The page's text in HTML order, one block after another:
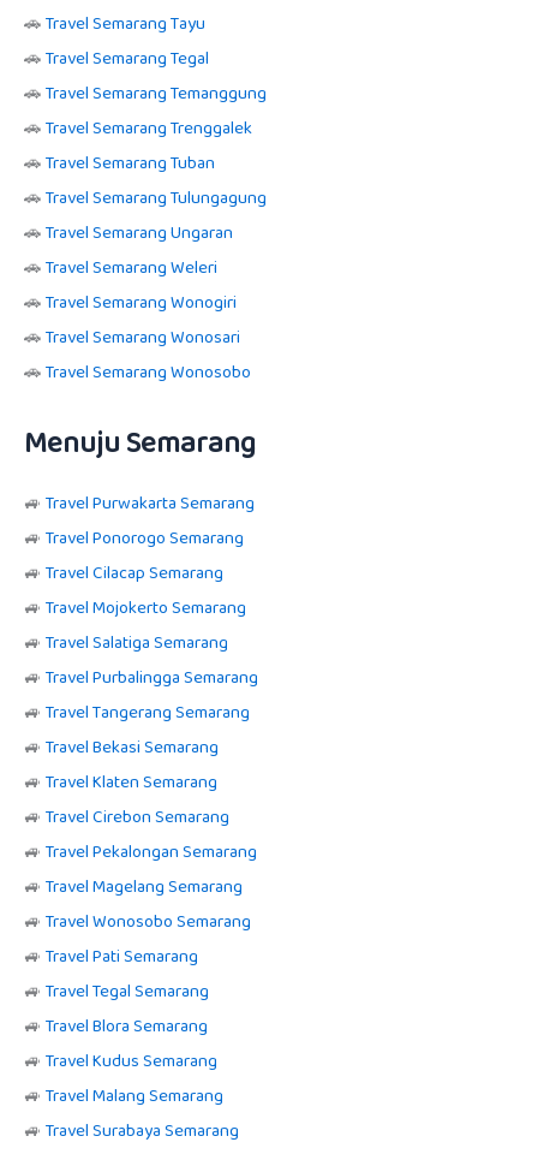
🚗Travel Semarang Tayu
🚗Travel Semarang Tegal
🚗Travel Semarang Temanggung
🚗Travel Semarang Trenggalek
🚗Travel Semarang Tuban
🚗Travel Semarang Tulungagung
🚗Travel Semarang Ungaran
🚗Travel Semarang Weleri
🚗Travel Semarang Wonogiri
🚗Travel Semarang Wonosari
🚗Travel Semarang Wonosobo
Menuju Semarang
🚙 Travel Purwakarta Semarang
🚙 Travel Ponorogo Semarang
🚙 Travel Cilacap Semarang
🚙 Travel Mojokerto Semarang
🚙 Travel Salatiga Semarang
🚙 Travel Purbalingga Semarang
🚙 Travel Tangerang Semarang
🚙 Travel Bekasi Semarang
🚙 Travel Klaten Semarang
🚙 Travel Cirebon Semarang
🚙 Travel Pekalongan Semarang
🚙 Travel Magelang Semarang
🚙 Travel Wonosobo Semarang
🚙 Travel Pati Semarang
🚙 Travel Tegal Semarang
🚙 Travel Blora Semarang
🚙 Travel Kudus Semarang
🚙 Travel Malang Semarang
🚙 Travel Surabaya Semarang